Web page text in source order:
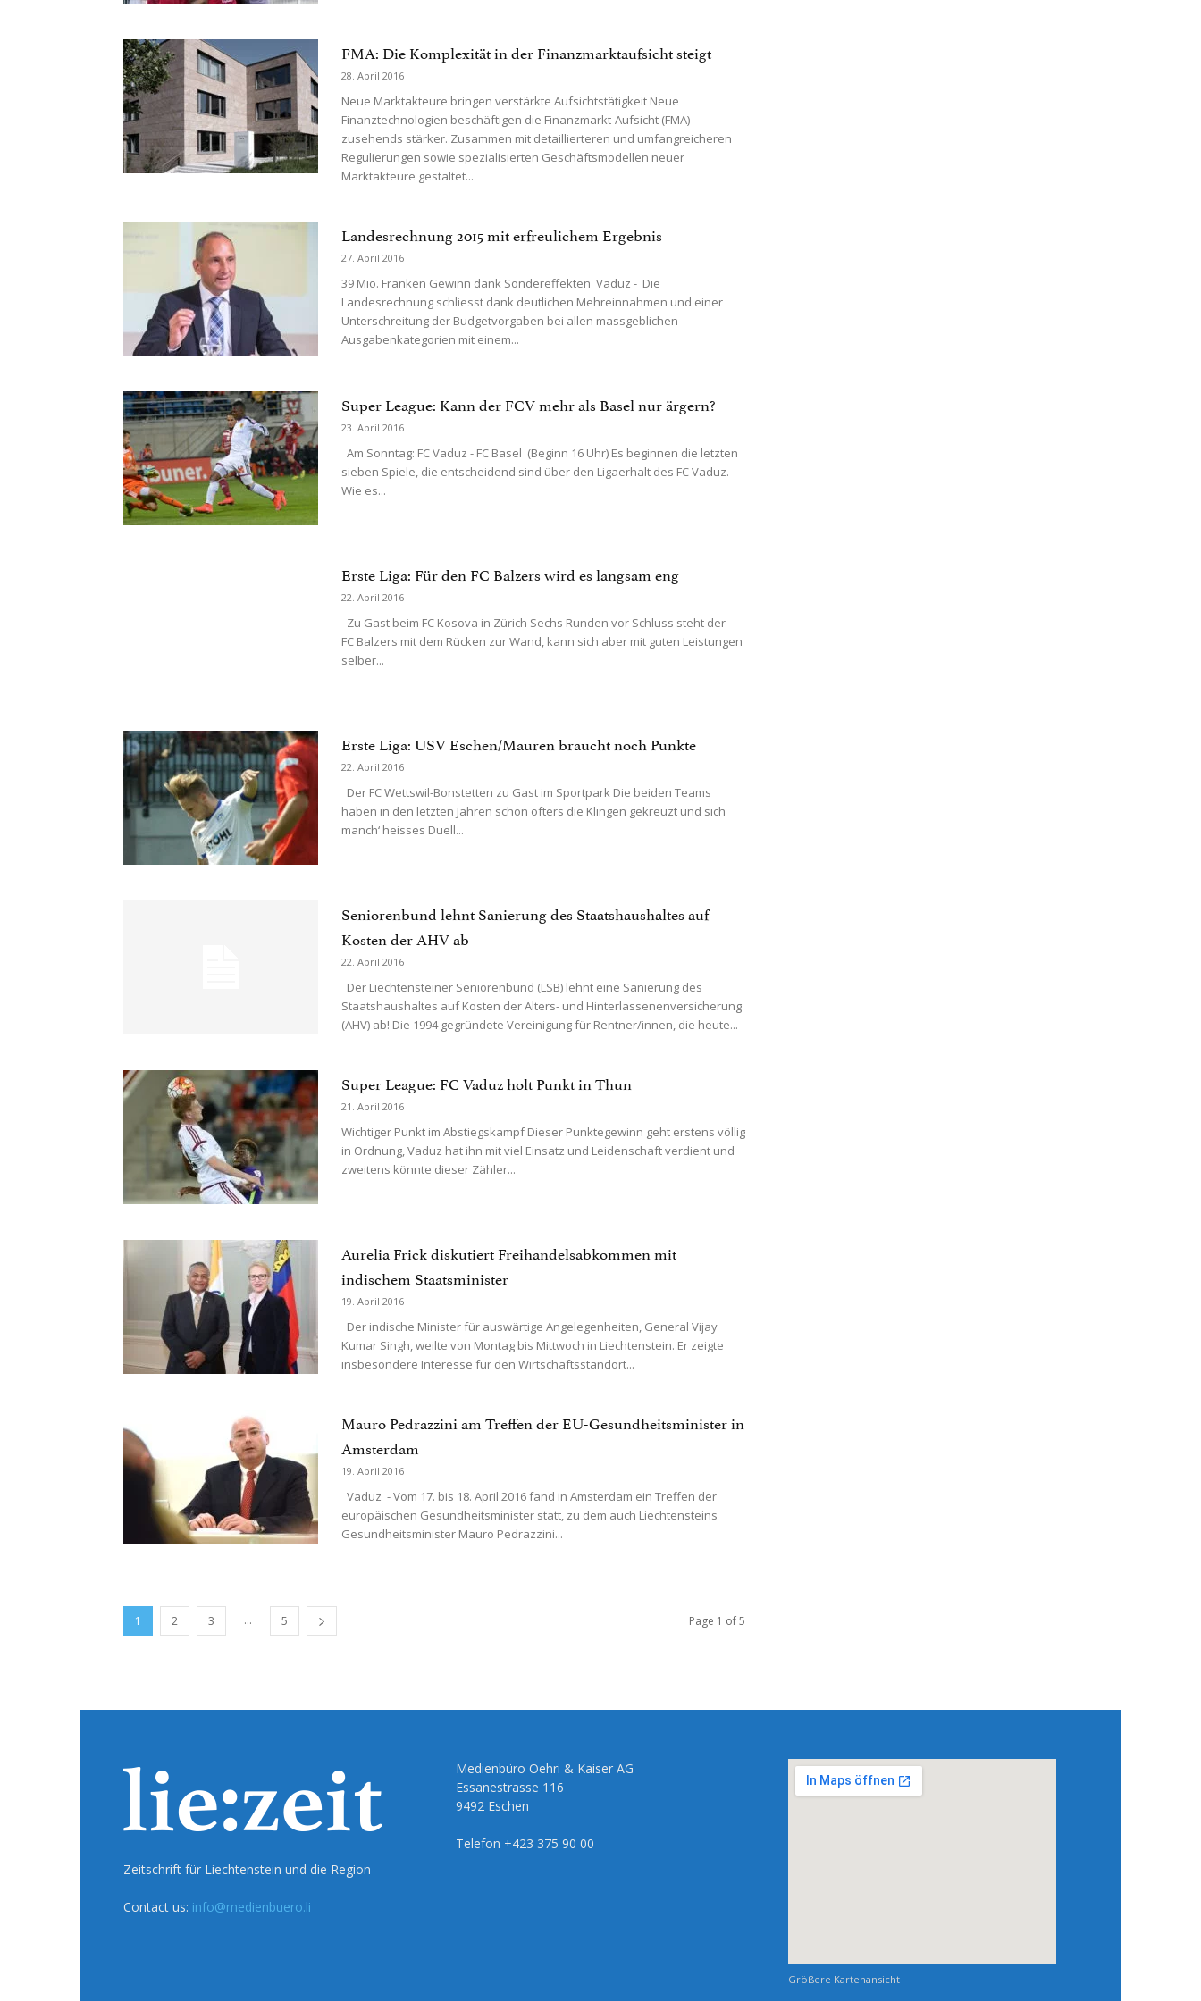
FMA: Die Komplexität in der Finanzmarktaufsicht steigt
28. April 2016
Neue Marktakteure bringen verstärkte Aufsichtstätigkeit Neue
Finanztechnologien beschäftigen die Finanzmarkt-Aufsicht (FMA)
zusehends stärker. Zusammen mit detaillierteren und umfangreicheren
Regulierungen sowie spezialisierten Geschäftsmodellen neuer
Marktakteure gestaltet...
Landesrechnung 2015 mit erfreulichem Ergebnis
27. April 2016
39 Mio. Franken Gewinn dank Sondereffekten Vaduz - Die
Landesrechnung schliesst dank deutlichen Mehreinnahmen und einer
Unterschreitung der Budgetvorgaben bei allen massgeblichen
Ausgabenkategorien mit einem...
Super League: Kann der FCV mehr als Basel nur ärgern?
23. April 2016
Am Sonntag: FC Vaduz - FC Basel (Beginn 16 Uhr) Es beginnen die letzten
sieben Spiele, die entscheidend sind über den Ligaerhalt des FC Vaduz.
Wie es...
Erste Liga: Für den FC Balzers wird es langsam eng
22. April 2016
Zu Gast beim FC Kosova in Zürich Sechs Runden vor Schluss steht der
FC Balzers mit dem Rücken zur Wand, kann sich aber mit guten Leistungen
selber...
Erste Liga: USV Eschen/Mauren braucht noch Punkte
22. April 2016
Der FC Wettswil-Bonstetten zu Gast im Sportpark Die beiden Teams
haben in den letzten Jahren schon öfters die Klingen gekreuzt und sich
manch‘ heisses Duell...
Seniorenbund lehnt Sanierung des Staatshaushaltes auf
Kosten der AHV ab
22. April 2016
Der Liechtensteiner Seniorenbund (LSB) lehnt eine Sanierung des
Staatshaushaltes auf Kosten der Alters- und Hinterlassenenversicherung
(AHV) ab! Die 1994 gegründete Vereinigung für Rentner/innen, die heute...
Super League: FC Vaduz holt Punkt in Thun
21. April 2016
Wichtiger Punkt im Abstiegskampf Dieser Punktegewinn geht erstens völlig
in Ordnung, Vaduz hat ihn mit viel Einsatz und Leidenschaft verdient und
zweitens könnte dieser Zähler...
Aurelia Frick diskutiert Freihandelsabkommen mit
indischem Staatsminister
19. April 2016
Der indische Minister für auswärtige Angelegenheiten, General Vijay
Kumar Singh, weilte von Montag bis Mittwoch in Liechtenstein. Er zeigte
insbesondere Interesse für den Wirtschaftsstandort...
Mauro Pedrazzini am Treffen der EU-Gesundheitsminister in
Amsterdam
19. April 2016
Vaduz - Vom 17. bis 18. April 2016 fand in Amsterdam ein Treffen der
europäischen Gesundheitsminister statt, zu dem auch Liechtensteins
Gesundheitsminister Mauro Pedrazzini...
1 2 3 ... 5 Page 1 of 5
Zeitschrift für Liechtenstein und die Region
Contact us: info@medienbuero.li
Medienbüro Oehri & Kaiser AG
Essanestrasse 116
9492 Eschen
Telefon +423 375 90 00
Größere Kartenansicht